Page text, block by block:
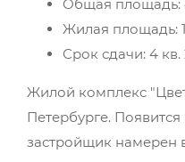
Общая площадь:
Жилая площадь:
Срок сдачи: 4 кв.
Жилой комплекс
Петербурге.
застройщик намерен